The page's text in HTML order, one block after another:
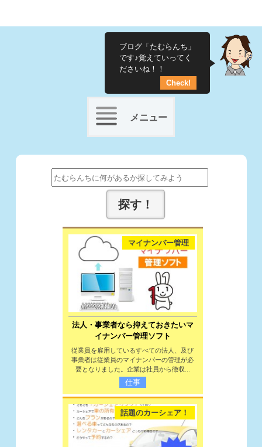
ブログ「たむらんち」
です♪覚えていってく
ださいね！！
Check!
メニュー
Skip
to
content
Search
for:
マイナンバー管理
法人・事業者なら抑えておきたいマ
イナンバー管理ソフト
従業員を雇用しているすべての法人、及び
事業者は従業員のマイナンバーの管理が必
要となりました。企業は社員から徴収...
仕事
話題のカーシェア！